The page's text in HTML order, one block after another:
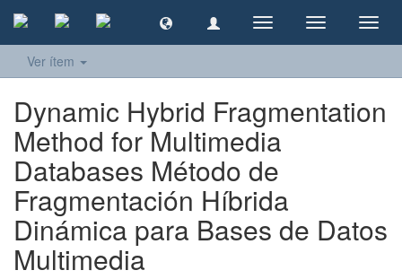
Cambiar
navegación
Cambiar
navegación
Ver ítem
Dynamic Hybrid Fragmentation
Method for Multimedia
Databases Método de
Fragmentación Híbrida
Dinámica para Bases de Datos
Multimedia